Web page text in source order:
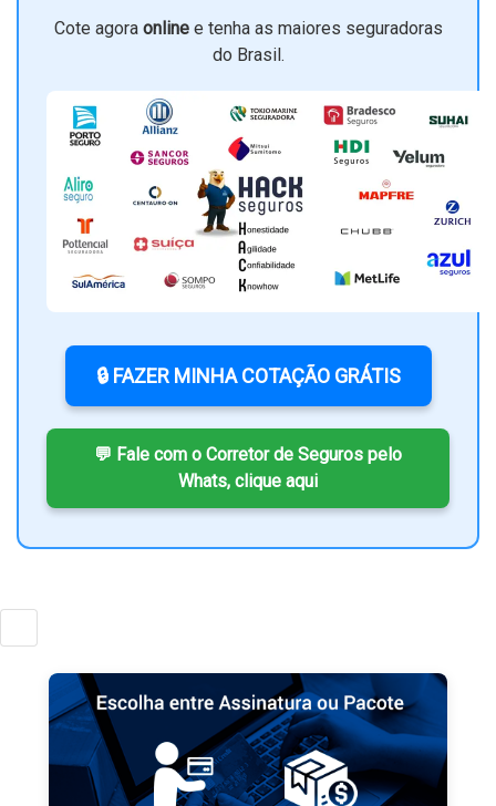
Cote agora onlinee tenha as maiores seguradoras
do Brasil.
🔒 FAZER MINHA COTAÇÃO GRÁTIS
💬 Fale com o Corretor de Seguros pelo
Whats, clique aqui